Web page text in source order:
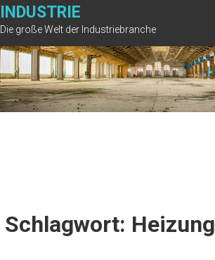
Zum
Inhalt
springen
INDUSTRIE
Die große Welt der Industriebranche
Schlagwort: Heizung